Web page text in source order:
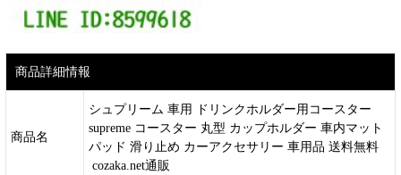
商品詳細情報
商品名
シュプリーム 車用 ドリンクホルダー用コースター
supreme コースター 丸型 カップホルダー 車内マット
パッド 滑り止め カーアクセサリー 車用品 送料無料
cozaka.net通販